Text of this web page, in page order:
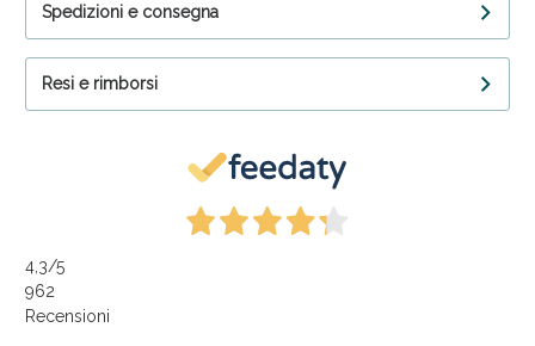
Spedizioni e consegna
Resi e rimborsi
4,3/5
962
Recensioni